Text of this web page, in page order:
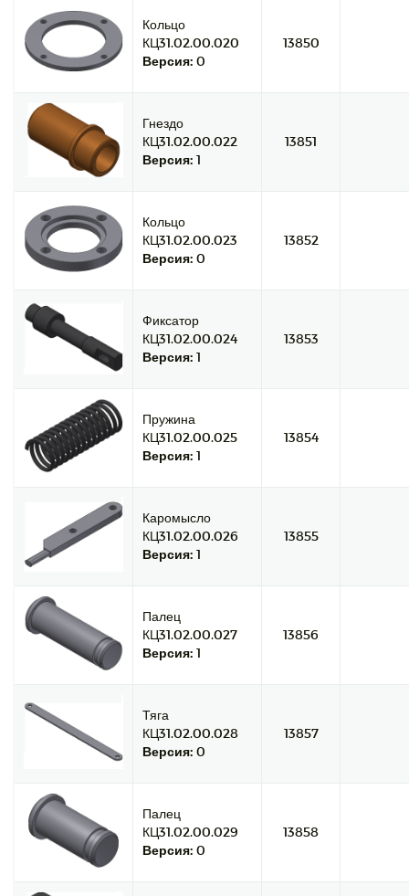
Кольцо
КЦ31.02.00.020
Версия: 0
13850
Гнездо
КЦ31.02.00.022
Версия: 1
13851
Кольцо
КЦ31.02.00.023
Версия: 0
13852
Фиксатор
КЦ31.02.00.024
Версия: 1
13853
Пружина
КЦ31.02.00.025
Версия: 1
13854
Каромысло
КЦ31.02.00.026
Версия: 1
13855
Палец
КЦ31.02.00.027
Версия: 1
13856
Тяга
КЦ31.02.00.028
Версия: 0
13857
Палец
КЦ31.02.00.029
Версия: 0
13858